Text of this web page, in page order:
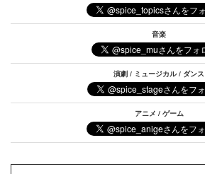
音楽
演劇 / ミュージカル / ダンス
アニメ / ゲーム